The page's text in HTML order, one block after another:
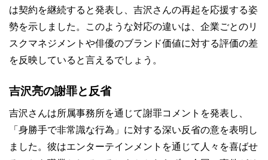
は契約を継続すると発表し、吉沢さんの再起を応援する姿
勢を示しました。このような対応の違いは、企業ごとのリ
スクマネジメントや俳優のブランド価値に対する評価の差
を反映していると言えるでしょう。
吉沢亮の謝罪と反省
吉沢さんは所属事務所を通じて謝罪コメントを発表し、
「身勝手で非常識な行為」に対する深い反省の意を表明し
ました。彼はエンターテインメントを通じて人々を喜ばせ